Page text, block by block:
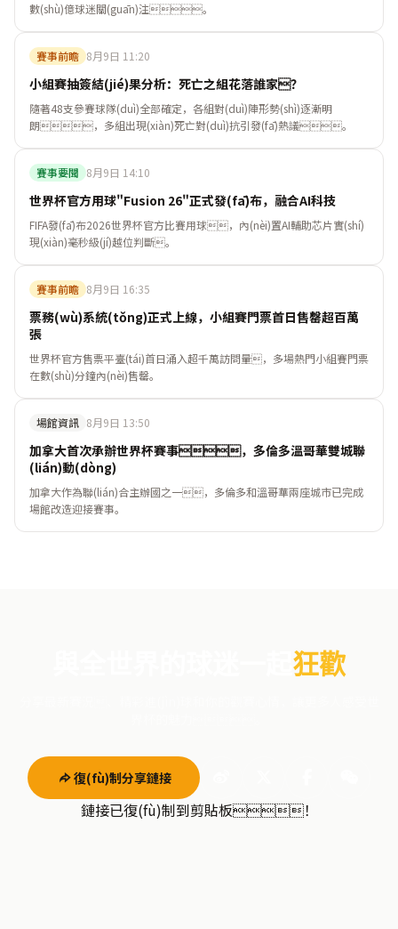
數(shù)億球迷關(guān)注。
賽事前瞻 8月9日 11:20
小組賽抽簽結(jié)果分析：死亡之組花落誰家？
隨著48支參賽球隊(duì)全部確定，各組對(duì)陣形勢(shì)逐漸明
朗，多組出現(xiàn)死亡對(duì)抗引發(fā)熱議。
賽事要聞 8月9日 14:10
世界杯官方用球"Fusion 26"正式發(fā)布，融合AI科技
FIFA發(fā)布2026世界杯官方比賽用球，內(nèi)置AI輔助芯片實(shí)
現(xiàn)毫秒級(jí)越位判斷。
賽事前瞻 8月9日 16:35
票務(wù)系統(tǒng)正式上線，小組賽門票首日售罄超百萬
張
世界杯官方售票平臺(tái)首日涌入超千萬訪問量，多場熱門小組賽門票
在數(shù)分鐘內(nèi)售罄。
場館資訊 8月9日 13:50
加拿大首次承辦世界杯賽事，多倫多溫哥華雙城聯
(lián)動(dòng)
加拿大作為聯(lián)合主辦國之一，多倫多和溫哥華兩座城市已完成
場館改造迎接賽事。
狂歡
復(fù)制分享鏈接
鏈接已復(fù)制到剪貼板！